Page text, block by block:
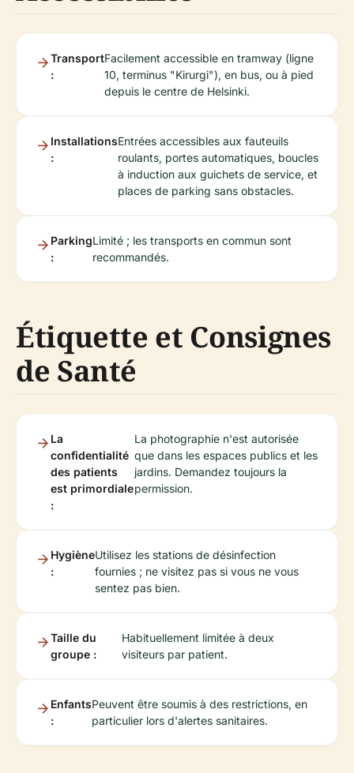
Transport
:
Facilement accessible en tramway (ligne
10, terminus "Kirurgi"), en bus, ou à pied
depuis le centre de Helsinki.
Installations
:
Entrées accessibles aux fauteuils
roulants, portes automatiques, boucles
à induction aux guichets de service, et
places de parking sans obstacles.
Parking
:
Limité ; les transports en commun sont
recommandés.
Étiquette et Consignes
de Santé
La
confidentialité
des patients
est primordiale
:
La photographie n'est autorisée
que dans les espaces publics et les
jardins. Demandez toujours la
permission.
Hygiène
:
Utilisez les stations de désinfection
fournies ; ne visitez pas si vous ne vous
sentez pas bien.
Taille du
groupe :
Habituellement limitée à deux
visiteurs par patient.
Enfants
:
Peuvent être soumis à des restrictions, en
particulier lors d'alertes sanitaires.